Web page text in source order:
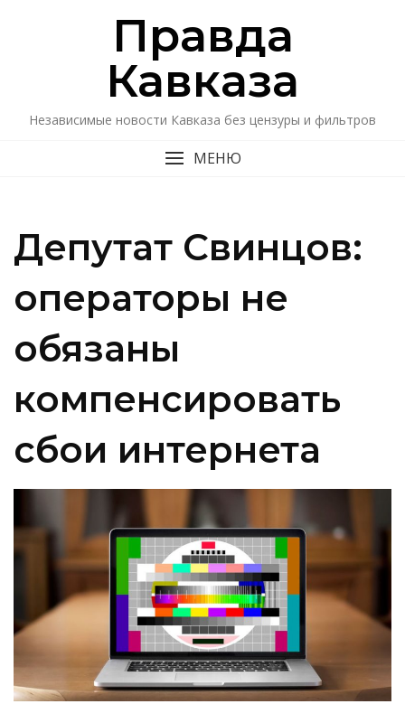
Правда
Кавказa
Независимые новости Кавказа без цензуры и фильтров
МЕНЮ
Депутат Свинцов:
операторы не
обязаны
компенсировать
сбои интернета